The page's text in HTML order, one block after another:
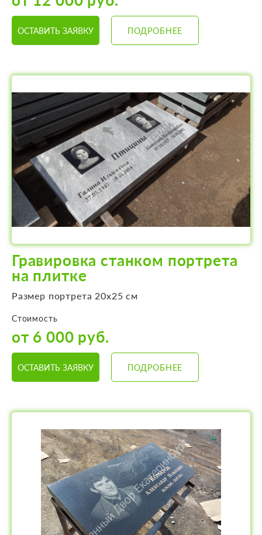
ОСТАВИТЬ ЗАЯВКУ ПОДРОБНЕЕ
Гравировка станком портрета
на плитке
Размер портрета 20х25 см
Стоимость
от 6 000 руб.
ОСТАВИТЬ ЗАЯВКУ ПОДРОБНЕЕ